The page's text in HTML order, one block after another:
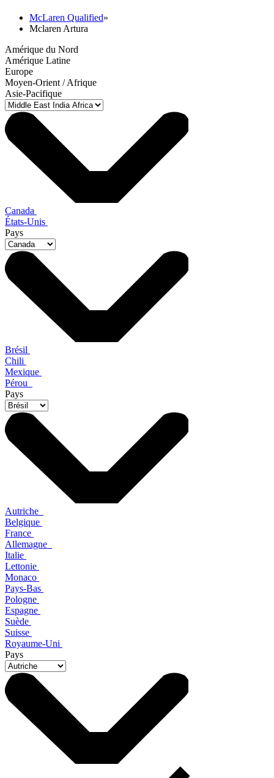
McLaren Qualified»
Mclaren Artura
Amérique du Nord
Amérique Latine
Europe
Moyen-Orient / Afrique
Asie-Pacifique
Canada
États-Unis
Pays
Brésil
Chili
Mexique
Pérou
Pays
Autriche
Belgique
France
Allemagne
Italie
Lettonie
Monaco
Pays-Bas
Pologne
Espagne
Suède
Suisse
Royaume-Uni
Pays